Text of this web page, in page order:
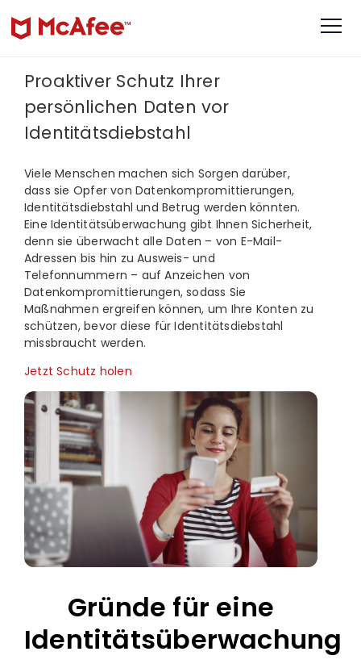
Proaktiver Schutz Ihrer
persönlichen Daten vor
Identitätsdiebstahl
Viele Menschen machen sich Sorgen darüber,
dass sie Opfer von Datenkompromittierungen,
Identitätsdiebstahl und Betrug werden könnten.
Eine Identitätsüberwachung gibt Ihnen Sicherheit,
denn sie überwacht alle Daten – von E-Mail-
Adressen bis hin zu Ausweis- und
Telefonnummern – auf Anzeichen von
Datenkompromittierungen, sodass Sie
Maßnahmen ergreifen können, um Ihre Konten zu
schützen, bevor diese für Identitätsdiebstahl
missbraucht werden.
Jetzt Schutz holen
Gründe für eine
Identitätsüberwachung